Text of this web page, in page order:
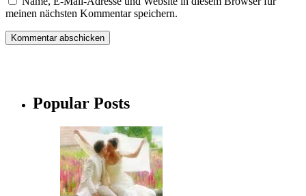
meinen nächsten Kommentar speichern.
Popular Posts